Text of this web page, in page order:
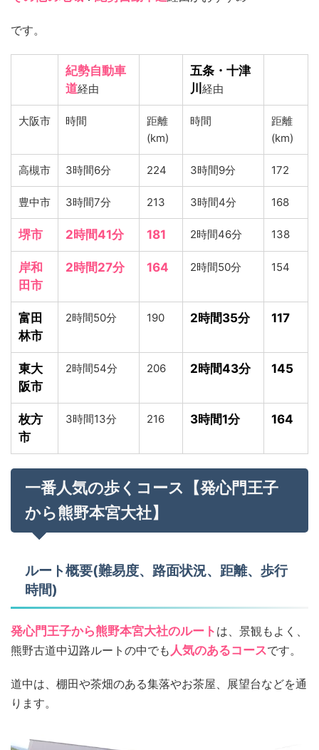
です。
紀勢自動車
道経由
五条・十津
川 経由
大阪市 時間
距離
(km)
時間
距離
(km)
高槻市 3時間6分 224 3時間9分 172
豊中市 3時間7分 213 3時間4分 168
堺市 2時間41分 181 2時間46分 138
岸和
田市
2時間27分 164 2時間50分 154
富田
林市
2時間50分 190 2時間35分 117
東大
阪市
2時間54分 206 2時間43分 145
枚方
市
3時間13分 216 3時間1分 164
一番人気の歩くコース【発心門王子
から熊野本宮大社】
ルート概要(難易度、路面状況、距離、歩行
時間)
発心門王子から熊野本宮大社のルート は、景観もよく、
熊野古道中辺路ルートの中でも 人気のあるコースです。
道中は、棚田や茶畑のある集落やお茶屋、展望台などを通
ります。